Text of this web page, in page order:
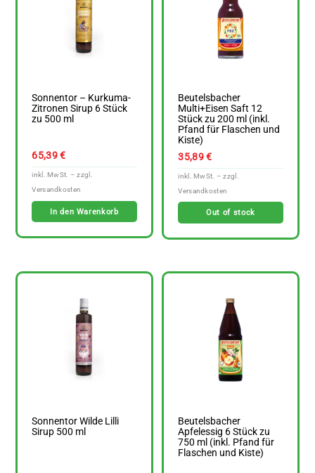
Sonnentor – Kurkuma-
Zitronen Sirup 6 Stück
zu 500 ml
65,39€
In den Warenkorb
Beutelsbacher
Multi+Eisen Saft 12
Stück zu 200 ml (inkl.
Pfand für Flaschen und
Kiste)
35,89€
Out of stock
Sonnentor Wilde Lilli
Sirup 500 ml
Beutelsbacher
Apfelessig 6 Stück zu
750 ml (inkl. Pfand für
Flaschen und Kiste)